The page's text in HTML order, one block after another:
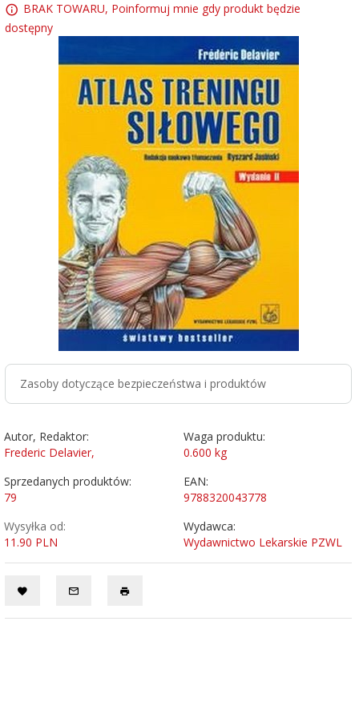
BRAK TOWARU, Poinformuj mnie gdy produkt będzie
dostępny
Zasoby dotyczące bezpieczeństwa i produktów
Autor, Redaktor:
Frederic Delavier,
Waga produktu:
0.600 kg
Sprzedanych produktów:
79
EAN:
9788320043778
Wysyłka od:
11.90 PLN
Wydawca:
Wydawnictwo Lekarskie PZWL